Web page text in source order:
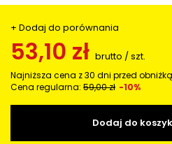
+ Dodaj do porównania
53,10 zł brutto /szt.
Najniższa cena z 30 dni przed
Cena regularna: 59,00 zł -10%
Dodaj do